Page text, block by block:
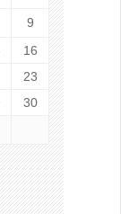
9
16
23
30